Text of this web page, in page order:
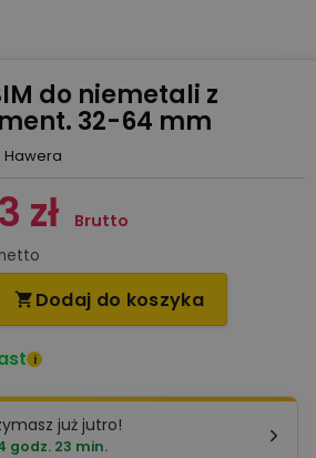
do niemetali z
32-64 mm
Hawera
zł Brutto
netto
 Dodaj do koszyka
i
już jutro!
godz. 23 min.